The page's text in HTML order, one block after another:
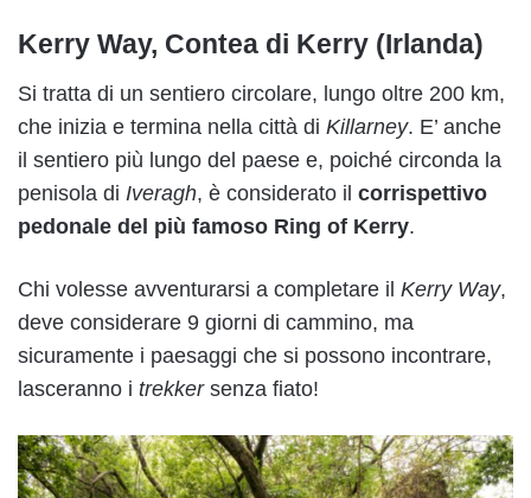
Kerry Way, Contea di Kerry (Irlanda)
Si tratta di un sentiero circolare, lungo oltre 200 km,
che inizia e termina nella città di Killarney. E’ anche
il sentiero più lungo del paese e, poiché circonda la
penisola di Iveragh, è considerato il corrispettivo
pedonale del più famoso Ring of Kerry.
Chi volesse avventurarsi a completare il Kerry Way,
deve considerare 9 giorni di cammino, ma
sicuramente i paesaggi che si possono incontrare,
lasceranno i trekkersenza fiato!